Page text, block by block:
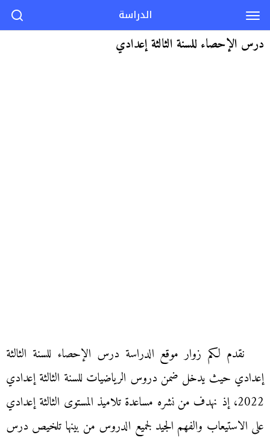
درس الإحصاء للسنة الثالثة إعدادي
نقدم لكم زوار موقع الدراسة درس الإحصاء للسنة الثالثة
إعدادي حيث يدخل ضمن دروس الرياضيات للسنة الثالثة إعدادي
2022، إذ نهدف من نشره مساعدة تلاميذ المستوى الثالثة إعدادي
على الاستيعاب والفهم الجيد لجميع الدروس من بينها تلخيص درس
الدراسة